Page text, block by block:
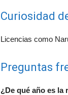
Curiosidad
Licencias como
Preguntas
¿De qué año es la